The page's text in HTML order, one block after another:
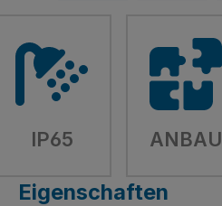
IP65 ANBAU
Eigenschaften